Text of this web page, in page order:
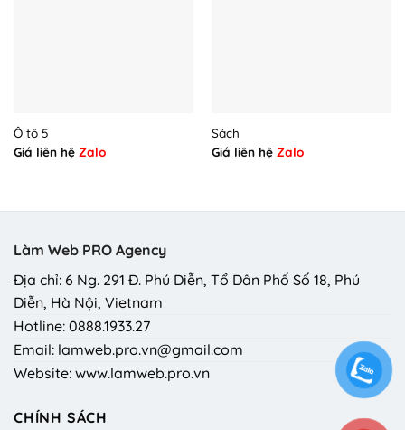
Ô tô 5
Giá liên hệ Zalo
Sách
Giá liên hệ Zalo
Làm Web PRO Agency
Địa chỉ: 6 Ng. 291 Đ. Phú Diễn, Tổ Dân Phố Số 18, Phú
Diễn, Hà Nội, Vietnam
Hotline: 0888.1933.27
Email: lamweb.pro.vn@gmail.com
Website: www.lamweb.pro.vn
CHÍNH SÁCH